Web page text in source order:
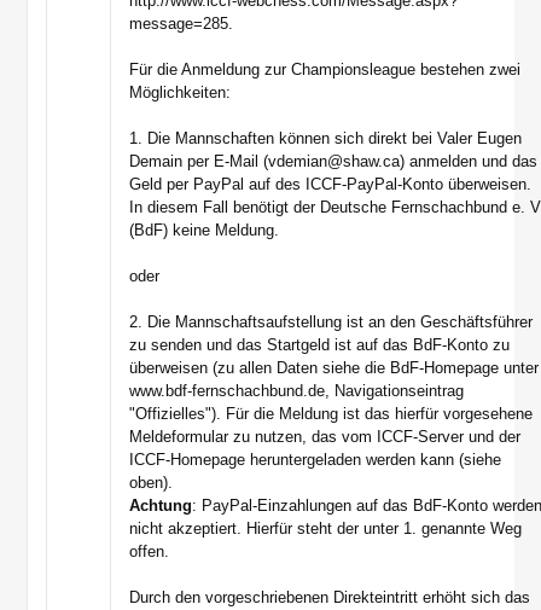
message=285.
Für die Anmeldung zur Championsleague bestehen zwei
Möglichkeiten:
1. Die Mannschaften können sich direkt bei Valer Eugen
Demain per E-Mail (vdemian@shaw.ca) anmelden und das
Geld per PayPal auf des ICCF-PayPal-Konto überweisen.
In diesem Fall benötigt der Deutsche Fernschachbund e.
(BdF) keine Meldung.
oder
2. Die Mannschaftsaufstellung ist an den Geschäftsführer
zu senden und das Startgeld ist auf das BdF-Konto zu
überweisen (zu allen Daten siehe die BdF-Homepage unter
www.bdf-fernschachbund.de, Navigationseintrag
"Offizielles"). Für die Meldung ist das hierfür vorgesehene
Meldeformular zu nutzen, das vom ICCF-Server und der
ICCF-Homepage heruntergeladen werden kann (siehe
oben).
Achtung: PayPal-Einzahlungen auf das BdF-Konto
nicht akzeptiert. Hierfür steht der unter 1. genannte Weg
offen.
Durch den vorgeschriebenen Direkteintritt erhöht sich das